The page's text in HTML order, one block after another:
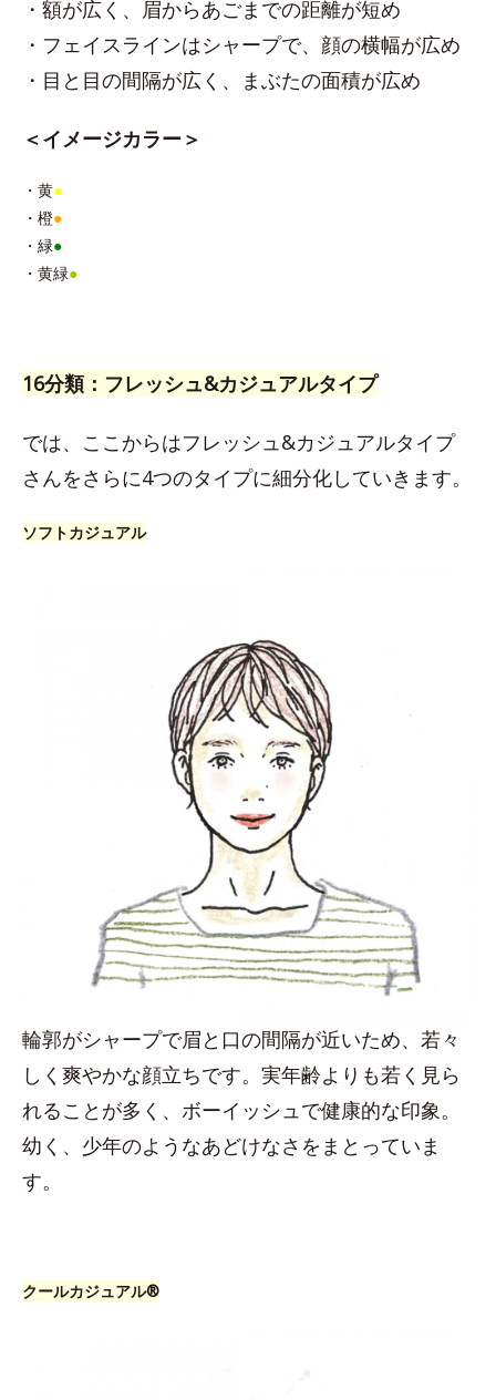
・額が広く、眉からあごまでの距離が短め
・フェイスラインはシャープで、顔の横幅が広め
・目と目の間隔が広く、まぶたの面積が広め
＜イメージカラー＞
・黄●
・橙●
・緑●
・黄緑●
16分類：フレッシュ&カジュアルタイプ
では、ここからはフレッシュ&カジュアルタイプ
さんをさらに4つのタイプに細分化していきます。
ソフトカジュアル
輪郭がシャープで眉と口の間隔が近いため、若々
しく爽やかな顔立ちです。実年齢よりも若く見ら
れることが多く、ボーイッシュで健康的な印象。
幼く、少年のようなあどけなさをまとっていま
す。
クールカジュアル®